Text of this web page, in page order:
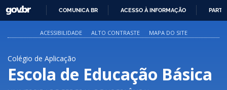
PARA
O
GOVBR
COMUNICA BR ACESSO À INFORMAÇÃO
ACESSIBILIDADE ALTO CONTRASTE MAPA DO SITE
Colégio de Aplicação
Escola de Educação Básica